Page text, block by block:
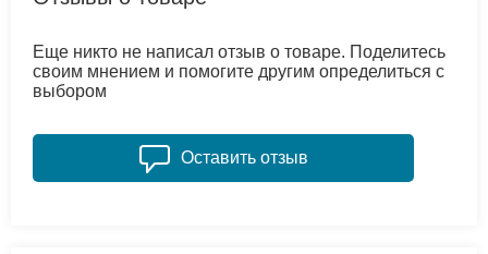
Еще никто не написал отзыв о товаре. Поделитесь
своим мнением и помогите другим определиться с
выбором
Оставить отзыв